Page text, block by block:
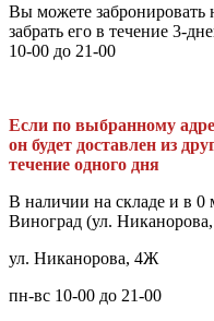
Вы можете
забрать его в течение 3-
10-00 до 21-00
Если по выбранному
он будет доставлен из
течение одного дня
В наличии на складе и в 0
Виноград (ул.
ул. Никанорова, 4Ж
пн-вс 10-00 до 21-00